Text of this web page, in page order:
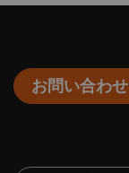
お問い合わせ